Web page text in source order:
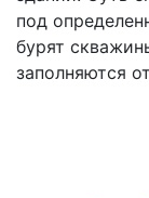
под
бурят
заполняются